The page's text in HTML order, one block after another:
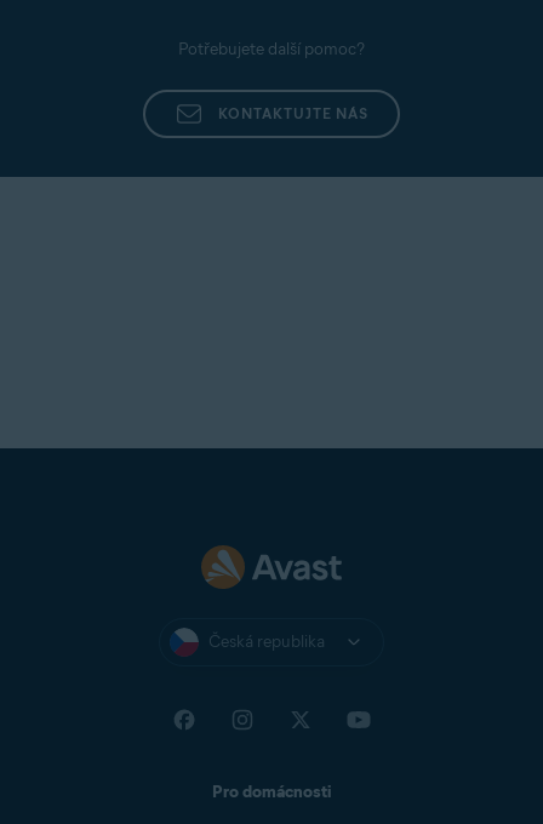
Potřebujete další pomoc?
KONTAKTUJTE NÁS
Česká republika
Pro domácnosti